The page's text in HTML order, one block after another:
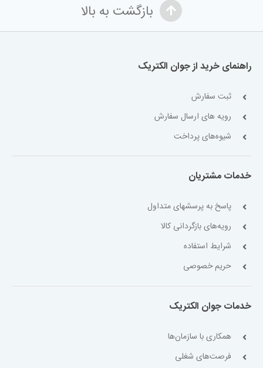
بازگشت به بالا
راهنمای خرید از جوان الکتریک
ثبت سفارش
رویه های ارسال سفارش
شیوه‌های پرداخت
خدمات مشتریان
پاسخ به پرسشهای متداول
رویه‌های بازگردانی کالا
شرایط استفاده
حریم خصوصی
خدمات جوان الکتریک
همکاری با سازمان‌ها
فرصت‌های شغلی